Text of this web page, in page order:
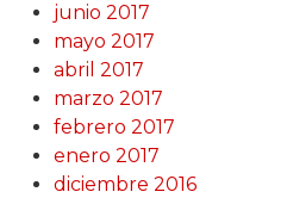
junio 2017
mayo 2017
abril 2017
marzo 2017
febrero 2017
enero 2017
diciembre 2016